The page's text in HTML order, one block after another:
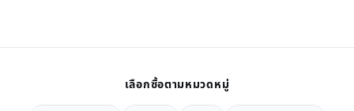
เลือกซื้อตามหมวดหมู่